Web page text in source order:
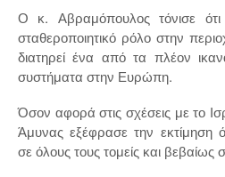
Ο κ. Αβραμόπουλος τόνισε ότι
σταθεροποιητικό ρόλο στην
διατηρεί ένα από τα πλέον
συστήματα στην Ευρώπη.
Όσον αφορά στις σχέσεις με το
Άμυνας εξέφρασε την εκτίμηση
σε όλους τους τομείς και βεβαίως